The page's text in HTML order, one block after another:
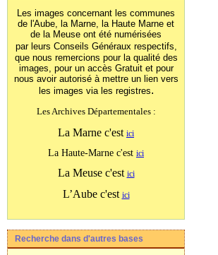
Les images concernant les communes
de l'Aube, la Marne, la Haute Marne et
de la Meuse ont été numérisées
par leurs Conseils Généraux respectifs,
que nous remercions pour la qualité des
images, pour un accès Gratuit et pour
nous avoir autorisé à mettre un lien vers
les images via les registres.
Les Archives Départementales :
La Marne c'est ici
La Haute-Marne c'est ici
La Meuse c'est ici
L’Aube c'est ici
Recherche dans d'autres bases